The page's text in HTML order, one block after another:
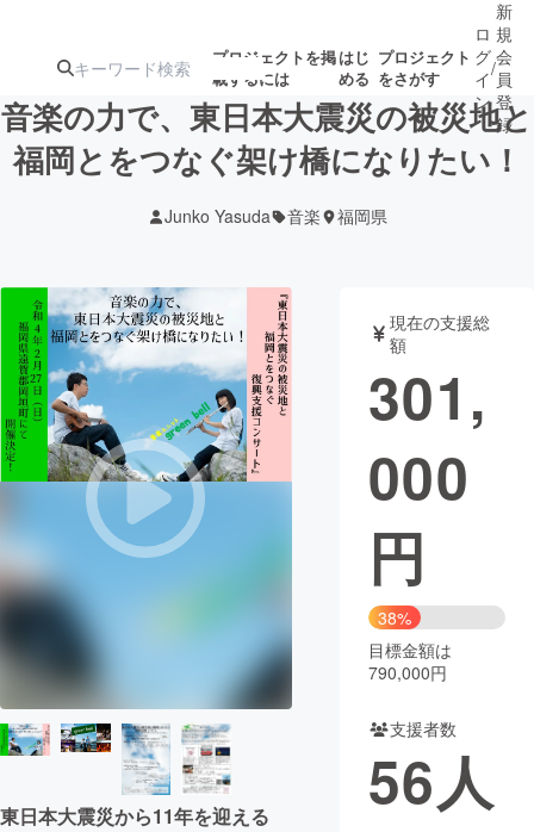
プロジェクトを掲
載するには
はじ
める
プロジェクト
をさがす
ジェクト
募集終了が近いプ
ロジェクト
アート・写真 音楽
テクノロジー・ガジェット ゲーム・サ
映像・映画
ビジネス・起業
CAMPFIRE for Social Good CAMPFIRE Creation
CAMPFIREふるさと納税
コミュニティ
ロ
グ
イ
ン
/
新
規
会
員
登
録
音楽の力で、東日本大震災の被災地と
福岡とをつなぐ架け橋になりたい！
Junko Yasuda 音楽 福岡県
東日本大震災から11年を迎える
現在の支援総
額
301,
000
円
38%
目標金額は
790,000円
支援者数
56人